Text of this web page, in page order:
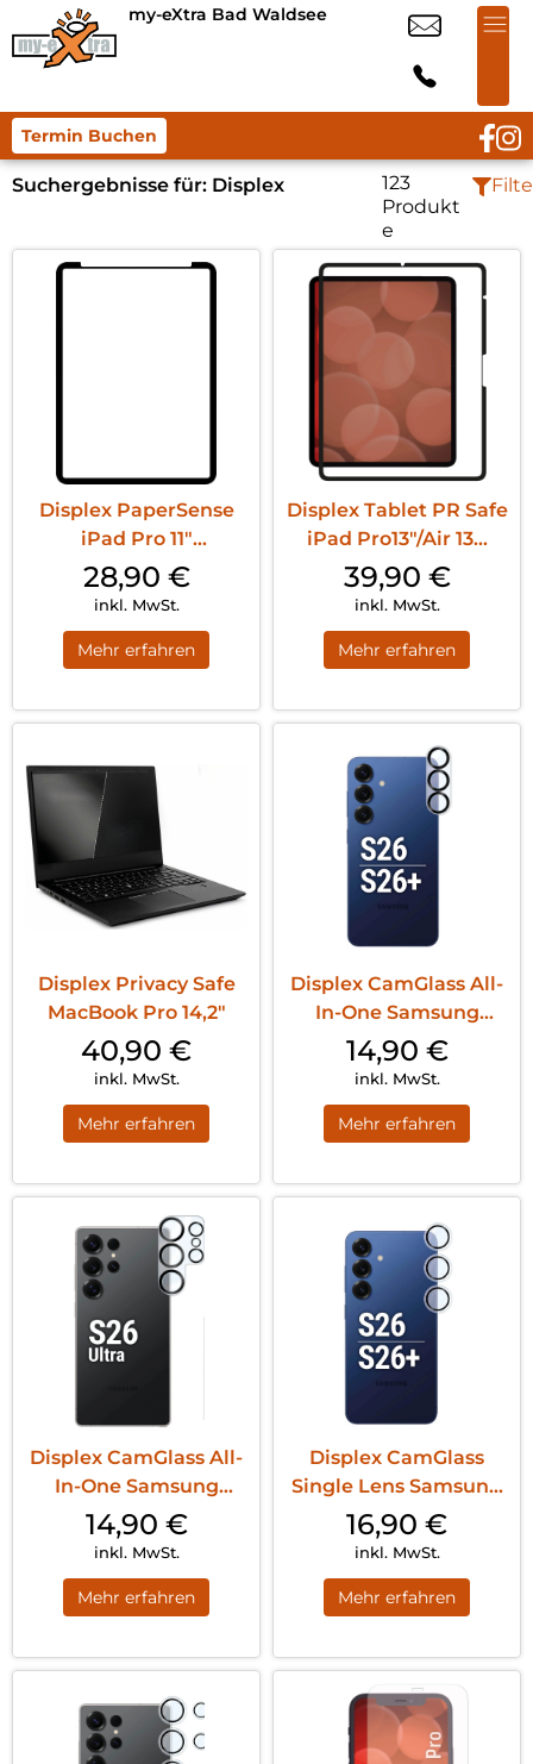
my-eXtra Bad Waldsee
Termin Buchen
Suchergebnisse für: Displex
123
Produkt
e
Displex PaperSense
iPad Pro 11″
(1./2./3./4....
28,90 €
inkl. MwSt.
Mehr erfahren
Displex Tablet PR Safe
iPad Pro13″/Air 13...
39,90 €
inkl. MwSt.
Mehr erfahren
Displex Privacy Safe
MacBook Pro 14,2″
40,90 €
inkl. MwSt.
Mehr erfahren
Displex CamGlass All-
In-One Samsung
Galaxy S26 Tra...
14,90 €
inkl. MwSt.
Mehr erfahren
Displex CamGlass All-
In-One Samsung
Galaxy S26 Ult...
14,90 €
inkl. MwSt.
Mehr erfahren
Displex CamGlass
Single Lens Samsung
Galaxy S26 Tr...
16,90 €
inkl. MwSt.
Mehr erfahren